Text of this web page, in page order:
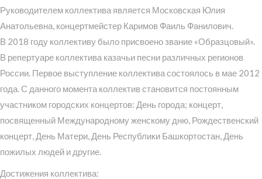
Руководителем коллектива является Московская Юлия
Анатольевна, концертмейстер Каримов Фаиль Фанилович.
В 2018 году коллективу было присвоено звание «Образцовый».
В репертуаре коллектива казачьи песни различных регионов
России. Первое выступление коллектива состоялось в мае 2012
года. С данного момента коллектив становится постоянным
участником городских концертов: День города; концерт,
посвященный Международному женскому дню, Рождественский
концерт, День Матери, День Республики Башкортостан, День
пожилых людей и другие.
Достижения коллектива: